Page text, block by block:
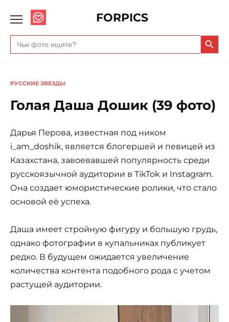
FORPICS
Search
for:
Search Button
РУССКИЕ ЗВЕЗДЫ
Голая Даша Дошик (39 фото)
Дарья Перова, известная под ником
i_am_doshik, является блогершей и певицей из
Казахстана, завоевавшей популярность среди
русскоязычной аудитории в TikTok и Instagram.
Она создает юмористические ролики, что стало
основой её успеха.
Даша имеет стройную фигуру и большую грудь,
однако фотографии в купальниках публикует
редко. В будущем ожидается увеличение
количества контента подобного рода с учетом
растущей аудитории.